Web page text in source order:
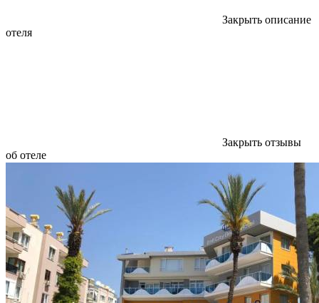
Закрыть описание
отеля
Закрыть отзывы
об отеле